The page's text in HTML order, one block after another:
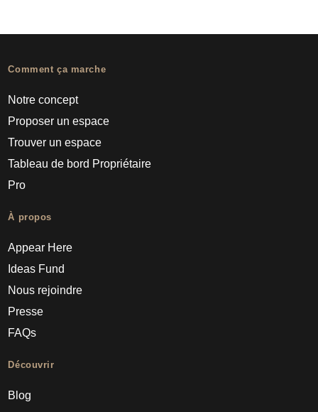
Comment ça marche
Notre concept
Proposer un espace
Trouver un espace
Tableau de bord Propriétaire
Pro
À propos
Appear Here
Ideas Fund
Nous rejoindre
Presse
FAQs
Découvrir
Blog